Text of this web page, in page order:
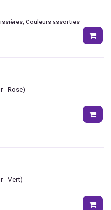
Couleurs assorties
- Rose)
- Vert)